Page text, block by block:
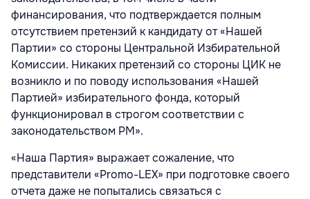
финансирования, что подтверждается полным
отсутствием претензий к кандидату от «Нашей
Партии» со стороны Центральной Избирательной
Комиссии. Никаких претензий со стороны ЦИК не
возникло и по поводу использования «Нашей
Партией» избирательного фонда, который
функционировал в строгом соответствии с
законодательством РМ».
«Наша Партия» выражает сожаление, что
представители «Promo-LEX» при подготовке своего
отчета даже не попытались связаться с